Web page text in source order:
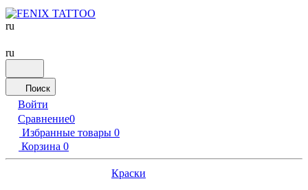
ru
ru
Поиск
Войти
Сравнение0
Избранные товары 0
Корзина 0
Краски